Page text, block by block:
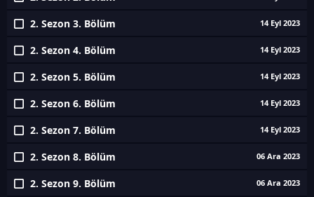
2. Sezon 3. Bölüm 14 Eyl 2023
2. Sezon 4. Bölüm 14 Eyl 2023
2. Sezon 5. Bölüm 14 Eyl 2023
2. Sezon 6. Bölüm 14 Eyl 2023
2. Sezon 7. Bölüm 14 Eyl 2023
2. Sezon 8. Bölüm 06 Ara 2023
2. Sezon 9. Bölüm 06 Ara 2023